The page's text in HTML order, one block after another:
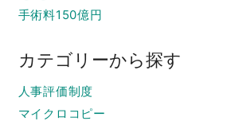
手術料150億円
カテゴリーから探す
人事評価制度
マイクロコピー